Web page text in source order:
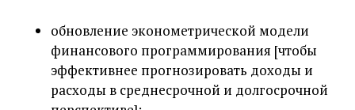
обновление эконометрической модели
финансового программирования [чтобы
эффективнее прогнозировать доходы и
расходы в среднесрочной и долгосрочной